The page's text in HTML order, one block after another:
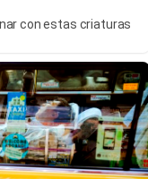
con estas criaturas